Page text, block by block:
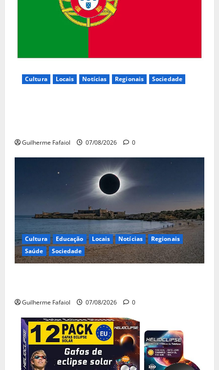
Cultura Locais Notícias Regionais Sociedade
Guilherme Fafaiol 07/08/2026 0
Cultura Educação Locais Notícias
Regionais
Saúde
Sociedade
Guilherme Fafaiol 07/08/2026 0